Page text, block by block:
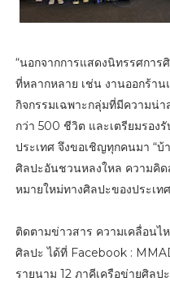
“นอกจากการแสดงนิทรรศการ
ที่หลากหลาย เช่น งานออกร้า
กิจกรรมเฉพาะกลุ่มที่มีความน่
กว่า 500 ชีวิต และเตรียมรอง
ประเทศ จึงขอเชิญทุกคนมา “
ศิลปะอันชวนหลงใหล ความคิ
หมายใหม่ทางศิลปะของประเท
ติดตามข่าวสาร ความเคลื่อนไ
ศิลปะ ได้ที่ Facebook :
รายนาม 12 ภาคีเครือข่ายศิลป